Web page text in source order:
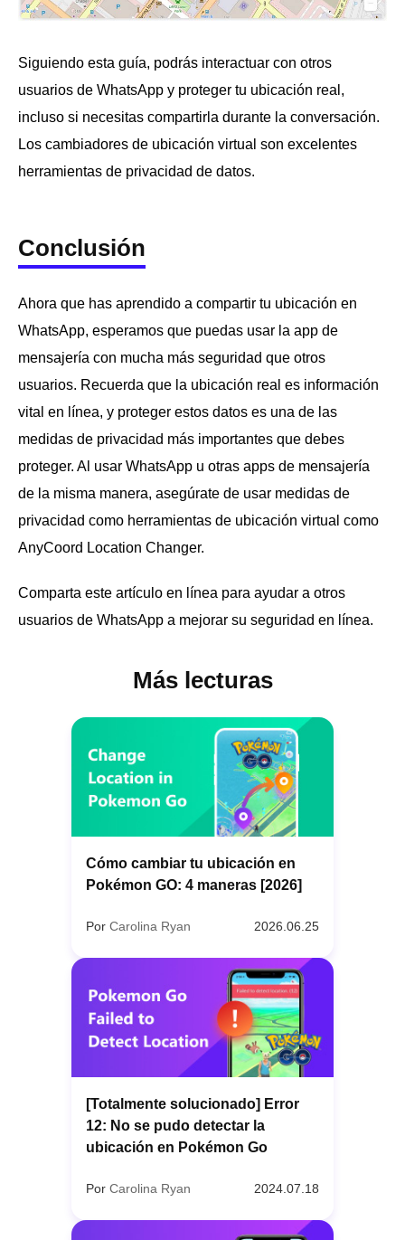
Siguiendo esta guía, podrás interactuar con otros
usuarios de WhatsApp y proteger tu ubicación real,
incluso si necesitas compartirla durante la conversación.
Los cambiadores de ubicación virtual son excelentes
herramientas de privacidad de datos.
Conclusión
Ahora que has aprendido a compartir tu ubicación en
WhatsApp, esperamos que puedas usar la app de
mensajería con mucha más seguridad que otros
usuarios. Recuerda que la ubicación real es información
vital en línea, y proteger estos datos es una de las
medidas de privacidad más importantes que debes
proteger. Al usar WhatsApp u otras apps de mensajería
de la misma manera, asegúrate de usar medidas de
privacidad como herramientas de ubicación virtual como
AnyCoord Location Changer.
Comparta este artículo en línea para ayudar a otros
usuarios de WhatsApp a mejorar su seguridad en línea.
Más lecturas
Cómo cambiar tu ubicación en
Pokémon GO: 4 maneras [2026]
Por Carolina Ryan 2026.06.25
[Totalmente solucionado] Error
12: No se pudo detectar la
ubicación en Pokémon Go
Por Carolina Ryan 2024.07.18